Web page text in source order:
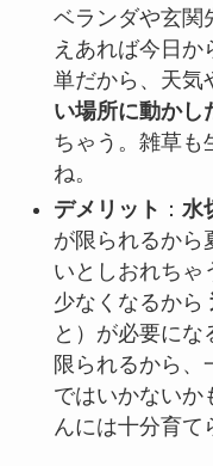
ベランダや玄関
えあれば今日か
単だから、天気
い場所に動かし
ちゃう。雑草も
ね。
デメリット ： 水
が限られるから
いとしおれちゃ
少なくなるから
と）が必要にな
限られるから、
ではいかないか
んには十分育て